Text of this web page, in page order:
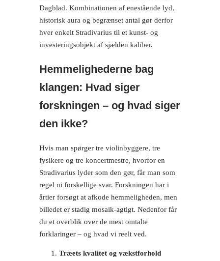
Dagblad. Kombinationen af enestående lyd,
historisk aura og begrænset antal gør derfor
hver enkelt Stradivarius til et kunst- og
investeringsobjekt af sjælden kaliber.
Hemmelighederne bag
klangen: Hvad siger
forskningen – og hvad siger
den ikke?
Hvis man spørger tre violinbyggere, tre
fysikere og tre koncertmestre, hvorfor en
Stradivarius lyder som den gør, får man som
regel ni forskellige svar. Forskningen har i
årtier forsøgt at afkode hemmeligheden, men
billedet er stadig mosaik-agtigt. Nedenfor får
du et overblik over de mest omtalte
forklaringer – og hvad vi reelt ved.
Træets kvalitet og vækstforhold